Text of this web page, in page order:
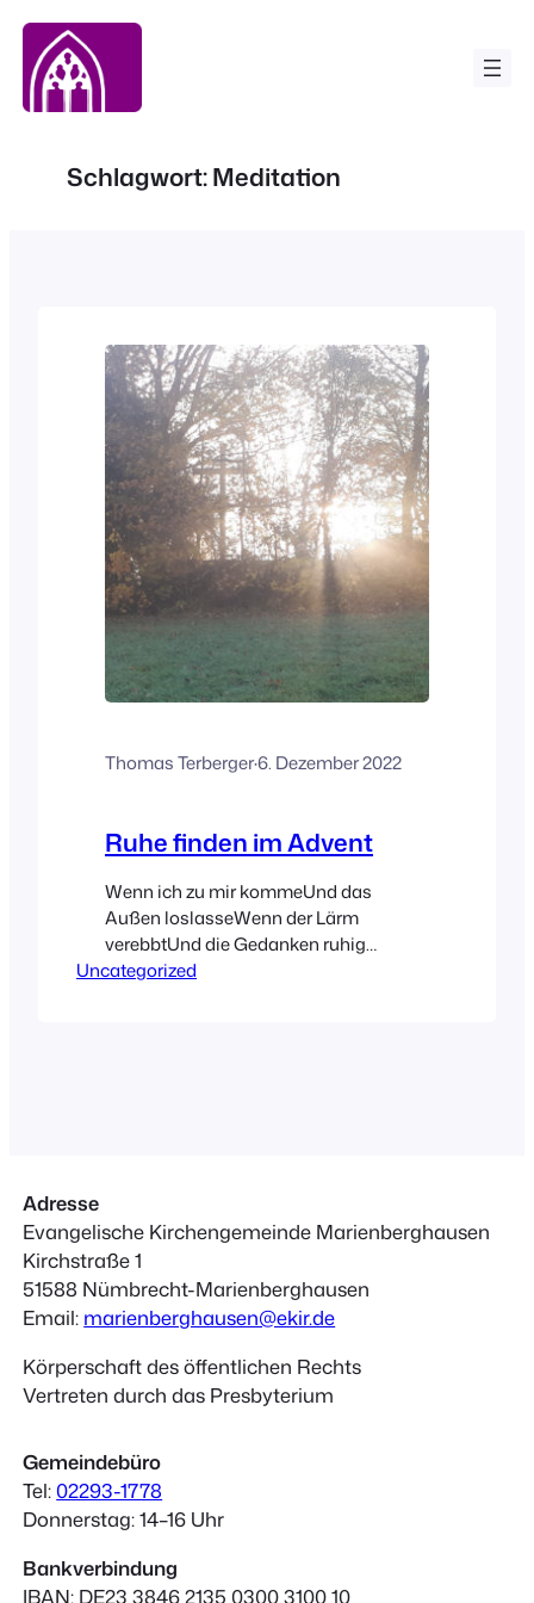
Zum
Inhalt
springen
Schlagwort:Meditation
Thomas Terberger·6. Dezember 2022
Ruhe finden im Advent
Wenn ich zu mir kommeUnd das
Außen loslasseWenn der Lärm
verebbtUnd die Gedanken ruhig
werdenWenn ich aus dem RedenIns
Uncategorized
Adresse
Evangelische Kirchengemeinde Marienberghausen
Kirchstraße 1
51588 Nümbrecht-Marienberghausen
Email: marienberghausen@ekir.de
Körperschaft des öffentlichen Rechts
Vertreten durch das Presbyterium
Gemeindebüro
Tel:02293-1778
Donnerstag: 14–16 Uhr
Bankverbindung
IBAN: DE23 3846 2135 0300 3100 10